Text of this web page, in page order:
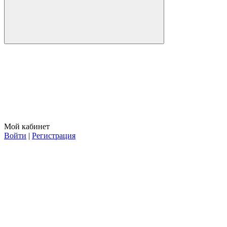
Мой кабинет
Войти | Регистрация